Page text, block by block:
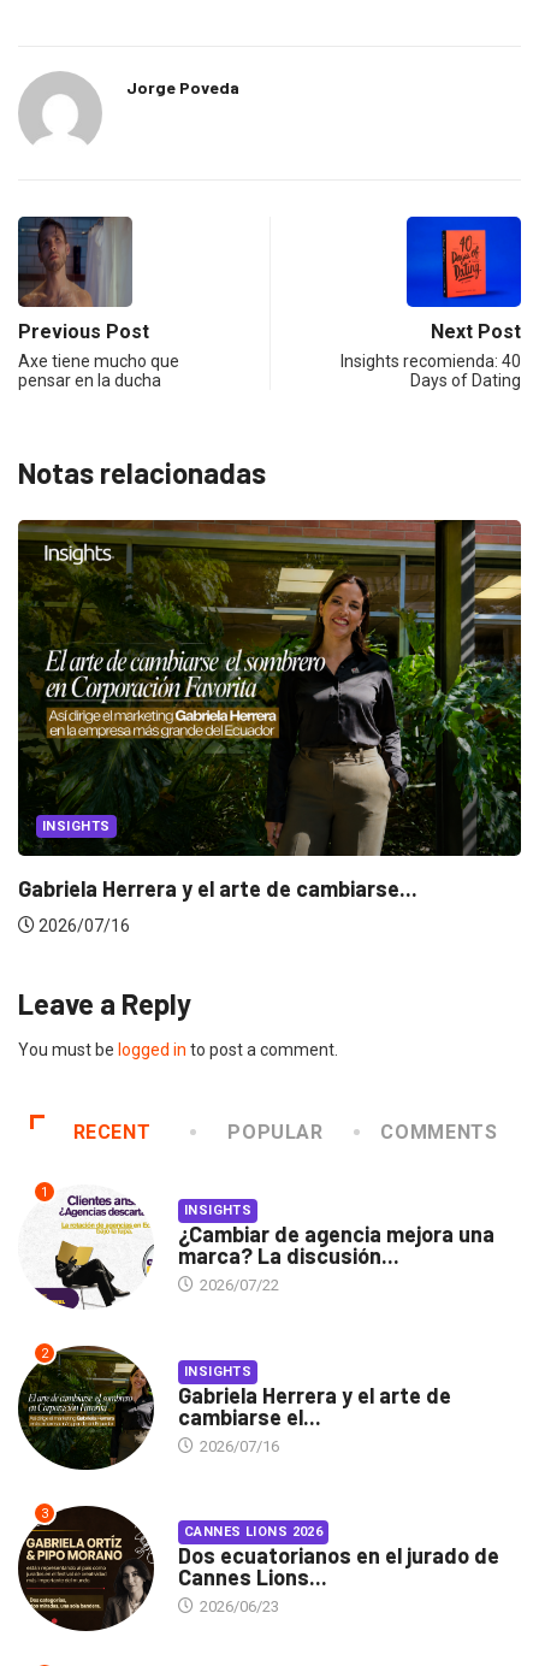
Jorge Poveda
Previous Post
Axe tiene mucho que
pensar en la ducha
Next Post
Insights recomienda: 40
Days of Dating
Notas relacionadas
INSIGHTS
Gabriela Herrera y el arte de cambiarse...
2026/07/16
Leave a Reply
You must be logged in to post a comment.
RECENT POPULAR COMMENTS
1
INSIGHTS
¿Cambiar de agencia mejora una
marca? La discusión...
2026/07/22
2
INSIGHTS
Gabriela Herrera y el arte de
cambiarse el...
2026/07/16
3
CANNES LIONS 2026
Dos ecuatorianos en el jurado de
Cannes Lions...
2026/06/23